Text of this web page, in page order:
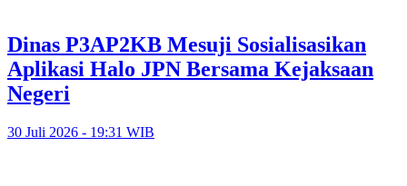
Dinas P3AP2KB Mesuji Sosialisasikan
Aplikasi Halo JPN Bersama Kejaksaan
Negeri
30 Juli 2026 - 19:31 WIB